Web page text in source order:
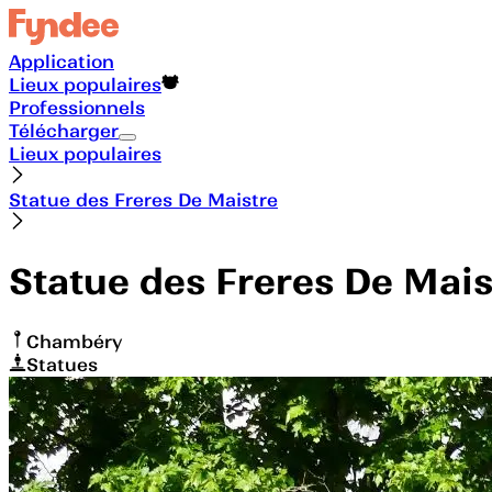
Application
Lieux populaires
Professionnels
Télécharger
Lieux populaires
Statue des Freres De Maistre
Statue des Freres De
Chambéry
Statues